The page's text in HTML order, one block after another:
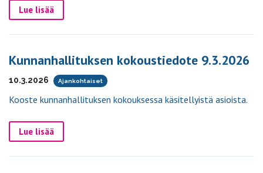
Lue lisää
Kunnanhallituksen kokoustiedote 9.3.2026
10.3.2026 Ajankohtaiset
Kooste kunnanhallituksen kokouksessa käsitellyistä asioista.
Lue lisää